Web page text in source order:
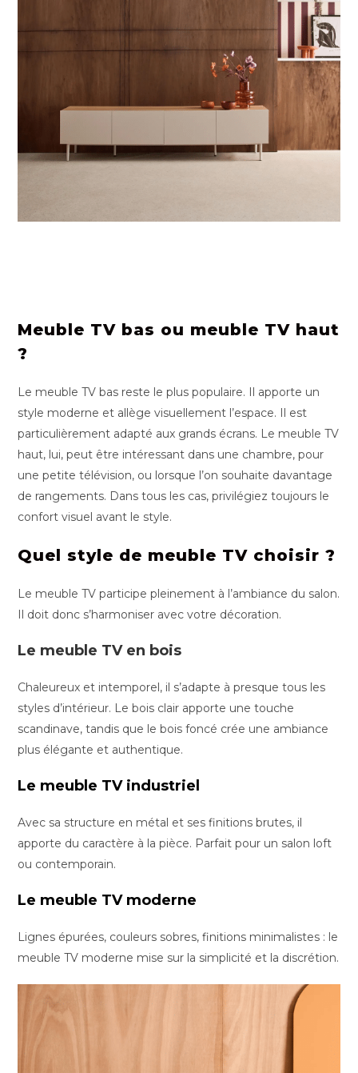
Meuble TV bas ou meuble TV haut
?
Le meuble TV bas reste le plus populaire. Il apporte un
style moderne et allège visuellement l’espace. Il est
particulièrement adapté aux grands écrans. Le meuble TV
haut, lui, peut être intéressant dans une chambre, pour
une petite télévision, ou lorsque l’on souhaite davantage
de rangements. Dans tous les cas, privilégiez toujours le
confort visuel avant le style.
Quel style de meuble TV choisir ?
Le meuble TV participe pleinement à l’ambiance du salon.
Il doit donc s’harmoniser avec votre décoration.
Le meuble TV en bois
Chaleureux et intemporel, il s’adapte à presque tous les
styles d’intérieur. Le bois clair apporte une touche
scandinave, tandis que le bois foncé crée une ambiance
plus élégante et authentique.
Le meuble TV industriel
Avec sa structure en métal et ses finitions brutes, il
apporte du caractère à la pièce. Parfait pour un salon loft
ou contemporain.
Le meuble TV moderne
Lignes épurées, couleurs sobres, finitions minimalistes : le
meuble TV moderne mise sur la simplicité et la discrétion.